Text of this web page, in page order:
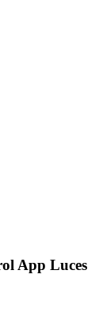
App Luces